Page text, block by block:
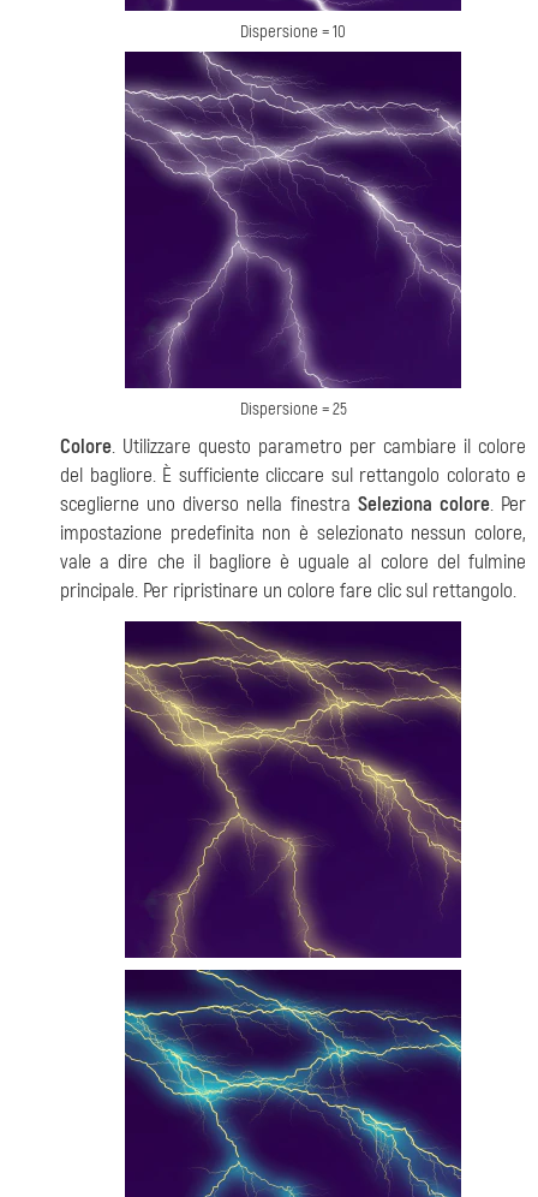
Dispersione = 10
Dispersione = 25
Colore. Utilizzare questo parametro per cambiare il colore
del bagliore. È sufficiente cliccare sul rettangolo colorato e
sceglierne uno diverso nella finestra Seleziona colore. Per
impostazione predefinita non è selezionato nessun colore,
vale a dire che il bagliore è uguale al colore del fulmine
principale. Per ripristinare un colore fare clic sul rettangolo.